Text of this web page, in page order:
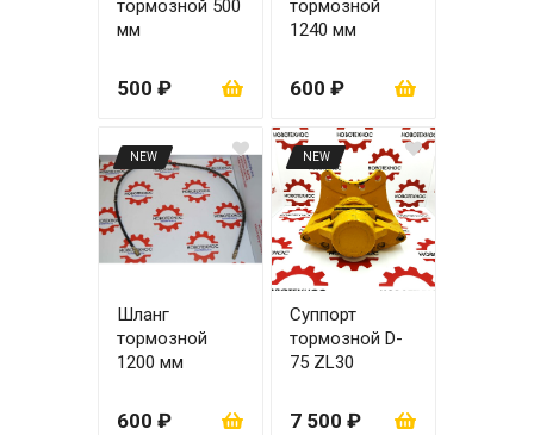
тормозной 500
мм
500 ₽
тормозной
1240 мм
600 ₽
NEW
Шланг
тормозной
1200 мм
600 ₽
NEW
Суппорт
тормозной D-
75 ZL30
7 500 ₽